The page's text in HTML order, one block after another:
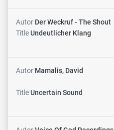
Autor Der Weckruf - The Shout
TitleUndeutlicher Klang
Autor Mamalis, David
TitleUncertain Sound